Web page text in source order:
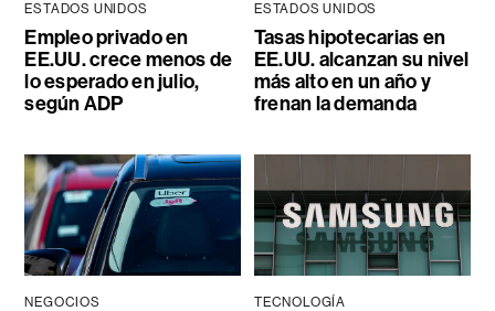
ESTADOS UNIDOS
Empleo privado en
EE.UU. crece menos de
lo esperado en julio,
según ADP
ESTADOS UNIDOS
Tasas hipotecarias en
EE.UU. alcanzan su nivel
más alto en un año y
frenan la demanda
NEGOCIOS TECNOLOGÍA